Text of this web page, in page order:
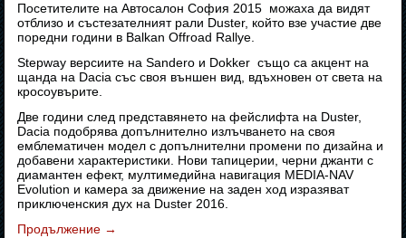
Посетителите на Автосалон София 2015 можаха да видят
отблизо и състезателният рали Duster, който взе участие две
поредни години в Balkan Offroad Rallye.
Stepway версиите на Sandero и Dokker също са акцент на
щанда на Dacia със своя външен вид, вдъхновен от света на
кросоувърите.
Две години след представянето на фейслифта на Duster,
Dacia подобрява допълнително излъчването на своя
емблематичен модел с допълнителни промени по дизайна и
добавени характеристики. Нови тапицерии, черни джанти с
диамантен ефект, мултимедийна навигация MEDIA-NAV
Evolution и камера за движение на заден ход изразяват
приключенския дух на Duster 2016.
Продължение →